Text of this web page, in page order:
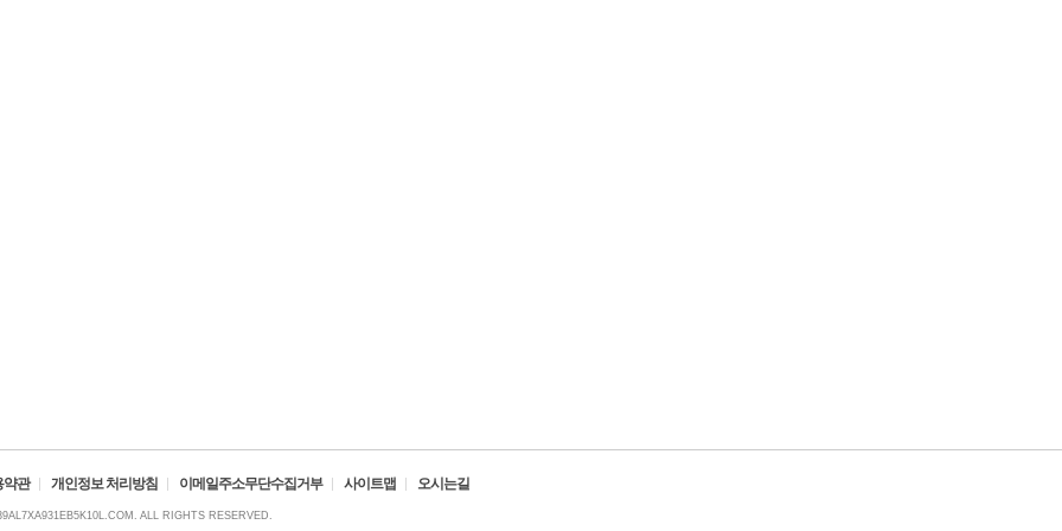
약관 개인정보 처리방침 이메일주소무단수집거부 사이트맵 오시는길
ALL RIGHTS RESERVED.